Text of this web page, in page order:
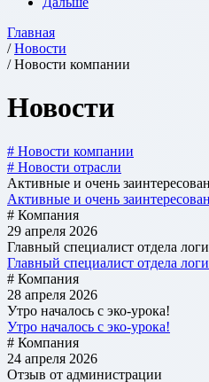
Главная
/Новости
/ Новости компании
Новости
# Новости компании
# Новости отрасли
Активные и очень
Активные и очень
# Компания
29 апреля 2026
Главный специалист отдела
Главный специалист отдела
# Компания
28 апреля 2026
Утро началось с эко-урока!
Утро началось с эко-урока!
# Компания
24 апреля 2026
Отзыв от администрации